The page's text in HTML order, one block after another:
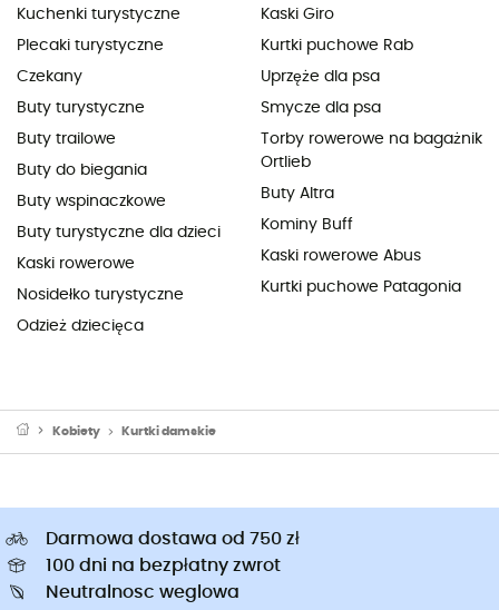
Kuchenki turystyczne
Plecaki turystyczne
Czekany
Buty turystyczne
Buty trailowe
Buty do biegania
Buty wspinaczkowe
Buty turystyczne dla dzieci
Kaski rowerowe
Nosidełko turystyczne
Odzież dziecięca
Kaski Giro
Kurtki puchowe Rab
Uprzęże dla psa
Smycze dla psa
Torby rowerowe na bagażnik
Ortlieb
Buty Altra
Kominy Buff
Kaski rowerowe Abus
Kurtki puchowe Patagonia
Kobiety Kurtki damskie
Darmowa dostawa od 750 zł
100 dni na bezpłatny zwrot
Neutralnosc weglowa